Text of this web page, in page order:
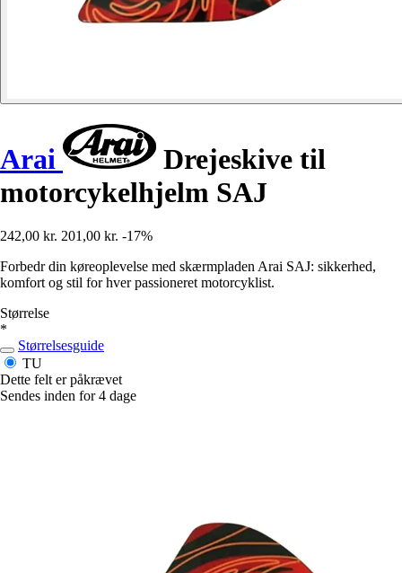
Arai
Drejeskive til
motorcykelhjelm SAJ
242,00 kr. 201,00 kr. -17%
Forbedr din køreoplevelse med skærmpladen Arai SAJ: sikkerhed,
komfort og stil for hver passioneret motorcyklist.
Størrelse
*
Størrelsesguide
TU
Dette felt er påkrævet
Sendes inden for 4 dage